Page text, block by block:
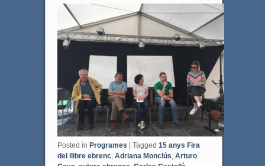
c
e
b
o
o
k
i
t
t
e
r
Posted in Programes | Tagged 15 anys Fira
del llibre ebrenc, Adriana Monclús Arturo